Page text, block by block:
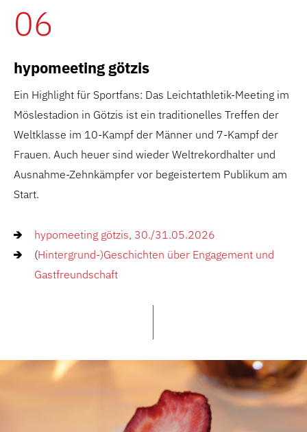
06
hypomeeting götzis
Ein Highlight für Sportfans: Das Leichtathletik-Meeting im
Möslestadion in Götzis ist ein traditionelles Treffen der
Weltklasse im 10-Kampf der Männer und 7-Kampf der
Frauen. Auch heuer sind wieder Weltrekordhalter und
Ausnahme-Zehnkämpfer vor begeistertem Publikum am
Start.
hypomeeting götzis, 30./31.05.2026
(Hintergrund-)Geschichten über Engagement und
Gastfreundschaft